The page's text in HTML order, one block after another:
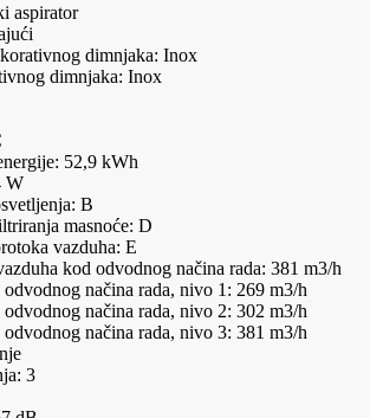
aspirator
dimnjaka: Inox
dimnjaka: Inox
52,9 kWh
W
B
masnoće: D
vazduha: E
kod odvodnog načina rada: 381 m3/h
načina rada, nivo 1: 269 m3/h
načina rada, nivo 2: 302 m3/h
načina rada, nivo 3: 381 m3/h
3